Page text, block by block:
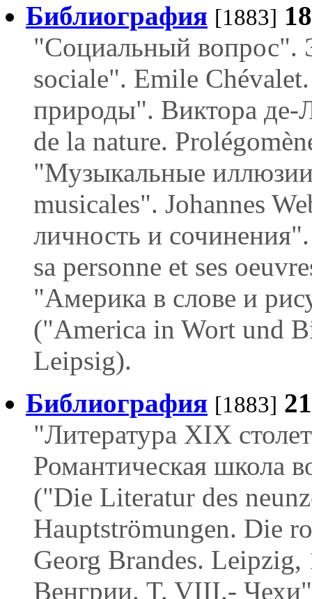
Библиография [1883]
"Социальный вопрос".
sociale". Emile
природы". Виктора де-
de la nature.
"Музыкальные
musicales". Johannes
личность и
sa personne et ses
"Америка в слове и
("America in Wort und
Leipsig).
Библиография [1883]
"Литература XIX
Романтическая школа
("Die Literatur des
Hauptströmungen. Die
Georg Brandes.
Венгрии. T. VIII.-